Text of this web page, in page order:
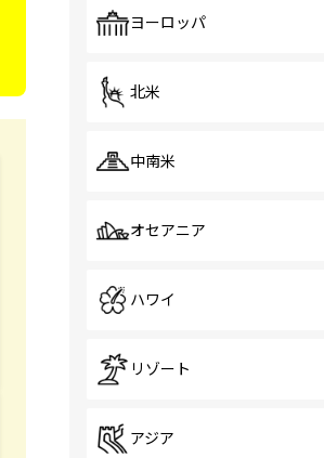
ヨーロッパ
北米
中南米
オセアニア
ハワイ
リゾート
アジア